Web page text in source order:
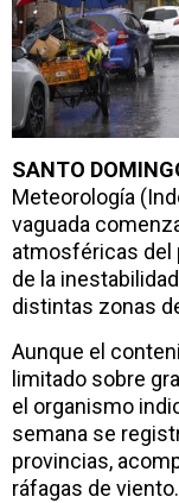
SANTO
Meteorología
vaguada
atmosféricas del
de la
distintas zonas
Aunque el
limitado sobre
el organismo
semana se
provincias,
ráfagas de viento.